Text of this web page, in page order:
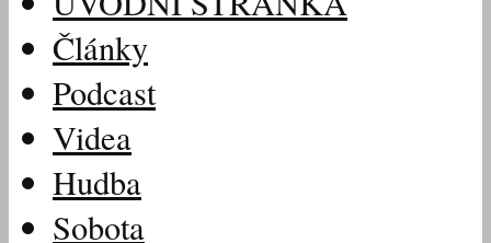
Články
Podcast
Videa
Hudba
Sobota